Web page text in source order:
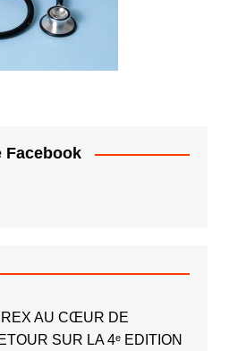
Facebook
AU CŒUR DE
SUR LA 4ᵉ EDITION